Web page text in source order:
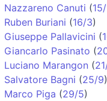
Nazzareno Canuti (
Ruben Buriani (16/3)
Giuseppe Pallavicini (
Giancarlo Pasinato (
Luciano Marangon (
Salvatore Bagni (25/9)
Marco Piga (29/5)